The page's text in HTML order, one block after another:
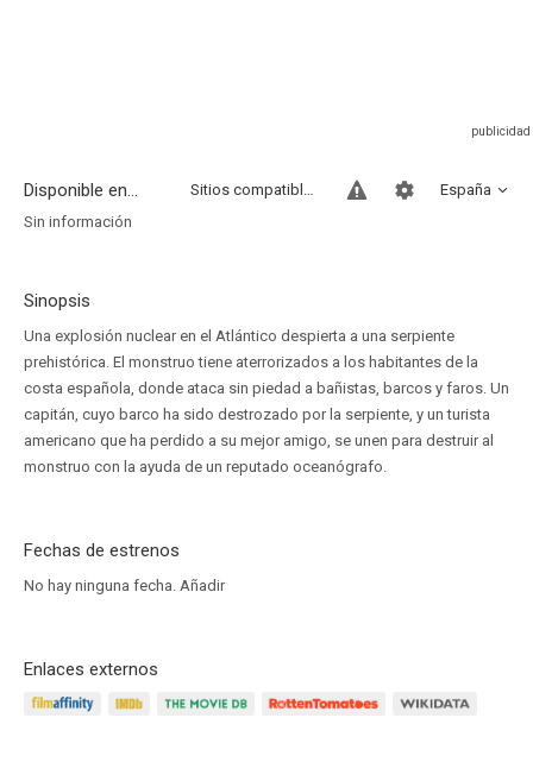
Disponible en... España
Sitios compatibles
Sin información
Sinopsis
Una explosión nuclear en el Atlántico despierta a una serpiente
prehistórica. El monstruo tiene aterrorizados a los habitantes de la
costa española, donde ataca sin piedad a bañistas, barcos y faros. Un
capitán, cuyo barco ha sido destrozado por la serpiente, y un turista
americano que ha perdido a su mejor amigo, se unen para destruir al
monstruo con la ayuda de un reputado oceanógrafo.
Fechas de estrenos
No hay ninguna fecha. Añadir
Enlaces externos